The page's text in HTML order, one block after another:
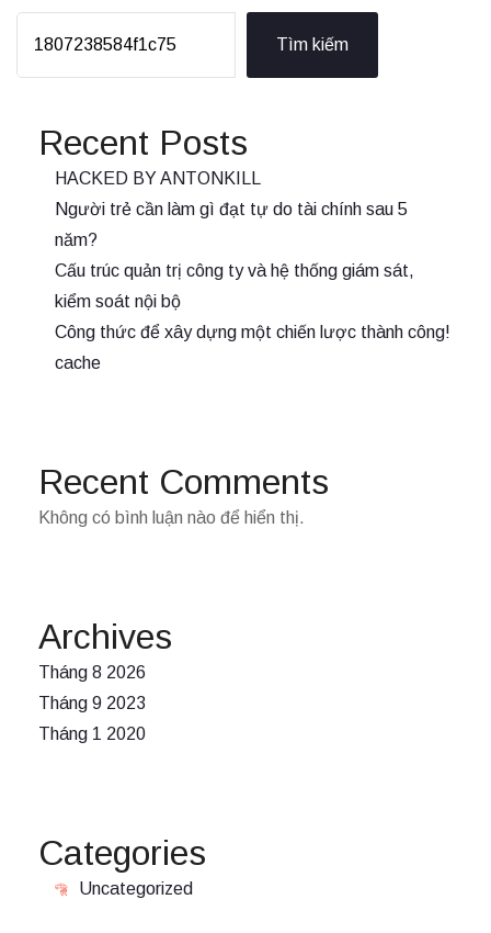
Tìm kiếm
Recent Posts
HACKED BY ANTONKILL
Người trẻ cần làm gì đạt tự do tài chính sau 5
năm?
Cấu trúc quản trị công ty và hệ thống giám sát,
kiểm soát nội bộ
Công thức để xây dựng một chiến lược thành công!
cache
Recent Comments
Không có bình luận nào để hiển thị.
Archives
Tháng 8 2026
Tháng 9 2023
Tháng 1 2020
Categories
Uncategorized